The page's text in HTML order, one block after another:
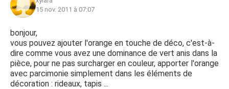
15 nov. 2011 à 07:07
bonjour,
vous pouvez ajouter l'orange en touche de déco, c'est-à-
dire comme vous avez une dominance de vert anis dans la
pièce, pour ne pas surcharger en couleur, apporter l'orange
avec parcimonie simplement dans les éléments de
décoration : rideaux, tapis ...